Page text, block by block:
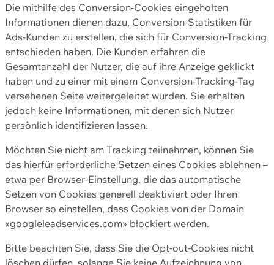
Die mithilfe des Conversion-Cookies eingeholten
Informationen dienen dazu, Conversion-Statistiken für
Ads-Kunden zu erstellen, die sich für Conversion-Tracking
entschieden haben. Die Kunden erfahren die
Gesamtanzahl der Nutzer, die auf ihre Anzeige geklickt
haben und zu einer mit einem Conversion-Tracking-Tag
versehenen Seite weitergeleitet wurden. Sie erhalten
jedoch keine Informationen, mit denen sich Nutzer
persönlich identifizieren lassen.
Möchten Sie nicht am Tracking teilnehmen, können Sie
das hierfür erforderliche Setzen eines Cookies ablehnen –
etwa per Browser-Einstellung, die das automatische
Setzen von Cookies generell deaktiviert oder Ihren
Browser so einstellen, dass Cookies von der Domain
«googleleadservices.com» blockiert werden.
Bitte beachten Sie, dass Sie die Opt-out-Cookies nicht